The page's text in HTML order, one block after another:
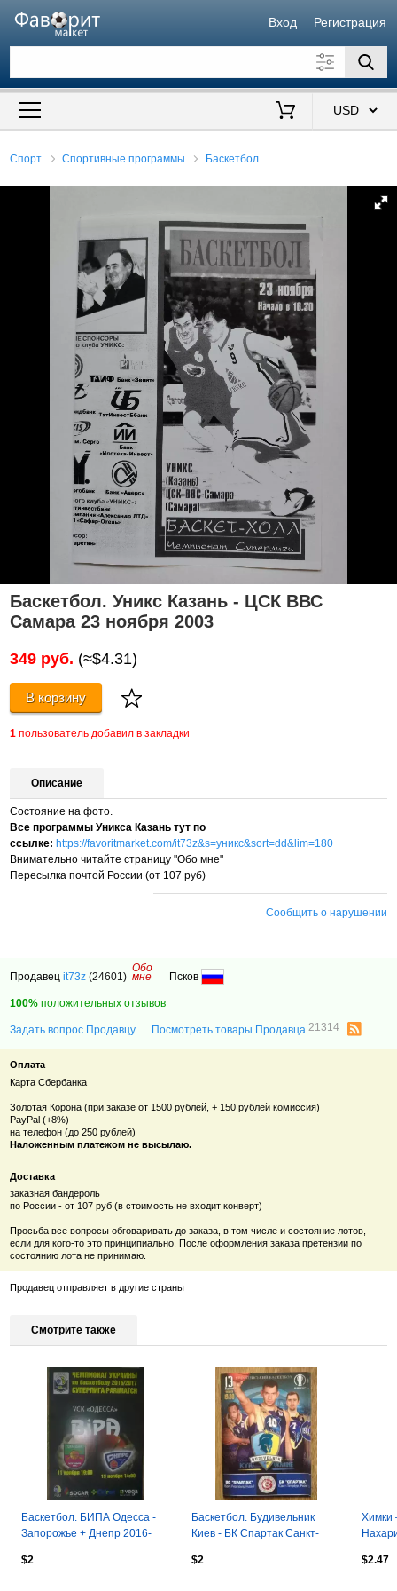
Вход Регистрация
Искать также в описании
Спорт Спортивные программы Баскетбол
Баскетбол. Уникс Казань - ЦСК ВВС
Самара 23 ноября 2003
349 руб. (≈$4.31)
В корзину
1 пользователь добавил в закладки
Описание
Состояние на фото.
Все программы Уникса Казань тут по
ссылке: https://favoritmarket.com/it73z&s=уникс&sort=dd&lim=180
Внимательно читайте страницу "Обо мне"
Пересылка почтой России (от 107 руб)
Сообщить о нарушении
Продавецit73z (24601)
Обо
мне Псков
100% положительных отзывов
Задать вопрос Продавцу Посмотреть товары Продавца21314
Оплата
Карта Сбербанка
Золотая Корона (при заказе от 1500 рублей, + 150 рублей комиссия)
PayPal (+8%)
на телефон (до 250 рублей)
Наложенным платежом не высылаю.
Доставка
заказная бандероль
по России - от 107 руб (в стоимость не входит конверт)
Просьба все вопросы обговаривать до заказа, в том числе и состояние лотов,
если для кого-то это принципиально. После оформления заказа претензии по
состоянию лота не принимаю.
Продавец отправляет в другие страны
Смотрите также
Баскетбол. БИПА Одесса -
Запорожье + Днепр 2016-
$2
Баскетбол. Будивельник
Киев - БК Спартак Санкт-
$2
Химки
$2.47